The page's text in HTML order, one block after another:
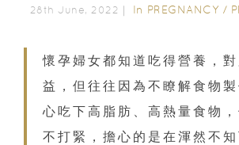
28th June, 2022｜ In PREGNANCY /
懷孕婦女都知道吃得營養，
益，但往往因為不瞭解食物
心吃下高脂肪、高熱量食物
不打緊，擔心的是在渾然不